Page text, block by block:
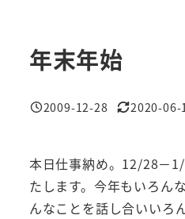
年末年始
投稿日
2009-12-28
更新日
2020-06-
本日仕事納め。12/28－
たします。今年もいろん
んなことを話し合いいろ